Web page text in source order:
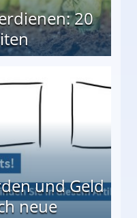
20
und Geld
neue